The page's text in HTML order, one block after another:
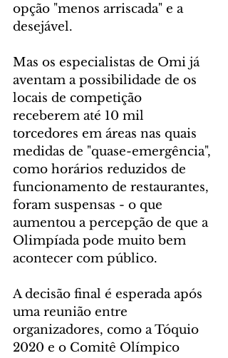
opção "menos arriscada" e a
desejável.
Mas os especialistas de Omi já
aventam a possibilidade de os
locais de competição
receberem até 10 mil
torcedores em áreas nas quais
medidas de "quase-emergência",
como horários reduzidos de
funcionamento de restaurantes,
foram suspensas - o que
aumentou a percepção de que a
Olimpíada pode muito bem
acontecer com público.
A decisão final é esperada após
uma reunião entre
organizadores, como a Tóquio
2020 e o Comitê Olímpico